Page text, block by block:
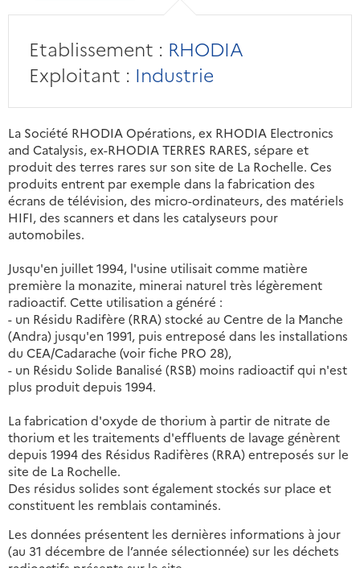
Etablissement : RHODIA
Exploitant : Industrie
La Société RHODIA Opérations, ex RHODIA Electronics
and Catalysis, ex-RHODIA TERRES RARES, sépare et
produit des terres rares sur son site de La Rochelle. Ces
produits entrent par exemple dans la fabrication des
écrans de télévision, des micro-ordinateurs, des matériels
HIFI, des scanners et dans les catalyseurs pour
automobiles.
Jusqu'en juillet 1994, l'usine utilisait comme matière
première la monazite, minerai naturel très légèrement
radioactif. Cette utilisation a généré :
- un Résidu Radifère (RRA) stocké au Centre de la Manche
(Andra) jusqu'en 1991, puis entreposé dans les installations
du CEA/Cadarache (voir fiche PRO 28),
- un Résidu Solide Banalisé (RSB) moins radioactif qui n'est
plus produit depuis 1994.
La fabrication d'oxyde de thorium à partir de nitrate de
thorium et les traitements d'effluents de lavage génèrent
depuis 1994 des Résidus Radifères (RRA) entreposés sur le
site de La Rochelle.
Des résidus solides sont également stockés sur place et
constituent les remblais contaminés.
Les données présentent les dernières informations à jour
(au 31 décembre de l’année sélectionnée) sur les déchets